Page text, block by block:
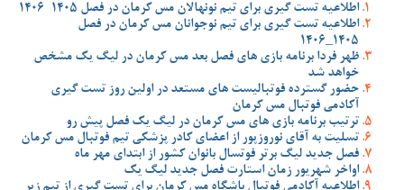
اطلاعیه تست گیری برای تیم نونهالان مس کرمان در فصل 1405-1406
اطلاعیه تست گیری برای تیم نوجوانان مس کرمان در فصل
1405_1406
ظهر فردا برنامه بازی های فصل بعد مس کرمان در لیگ یک مشخص
خواهد شد
حضور گسترده فوتبالیست های مستعد در اولین روز تست گیری
آکادمی فوتبال مس کرمان
ترتیب برنامه بازی های مس کرمان در لیگ یک فصل پیش رو
تسلیت به آقای نوروزپور از اعضای کادر پزشکی تیم فوتبال مس کرمان
فصل جدید لیگ برتر فوتسال بانوان کشور از ابتدای مهر ماه
اواخر شهریور زمان استارت فصل جدید لیگ یک